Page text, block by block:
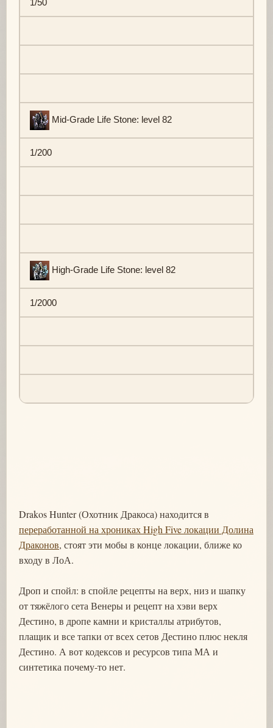
1/50
Mid-Grade Life Stone: level 82
1/200
High-Grade Life Stone: level 82
1/2000
Drakos Hunter (Охотник Дракоса) находится в
переработанной на хрониках High Five локации Долина
Драконов, стоят эти мобы в конце локации, ближе ко
входу в ЛоА.
Дроп и спойл: в спойле рецепты на верх, низ и шапку
от тяжёлого сета Венеры и рецепт на хэви верх
Дестино, в дропе камни и кристаллы атрибутов,
плащик и все тапки от всех сетов Дестино плюс некля
Дестино. А вот кодексов и ресурсов типа МА и
синтетика почему-то нет.